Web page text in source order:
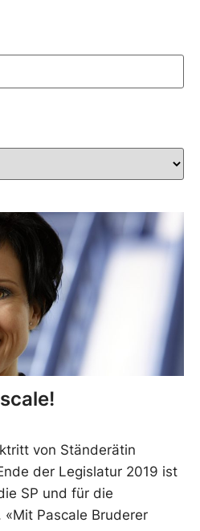
von Ständerätin
der Legislatur 2019 ist
SP und für die
Pascale Bruderer